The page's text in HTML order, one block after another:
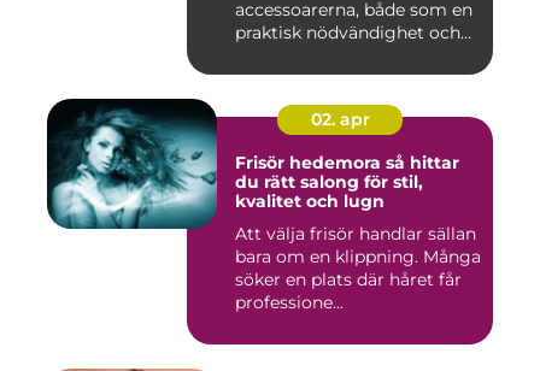
accessoarerna, både som en
praktisk nödvändighet och...
02. apr
Frisör hedemora så hittar
du rätt salong för stil,
kvalitet och lugn
Att välja frisör handlar sällan
bara om en klippning. Många
söker en plats där håret får
professione...